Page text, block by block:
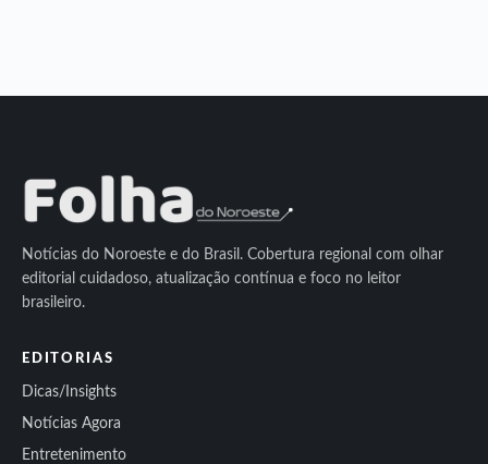
Notícias do Noroeste e do Brasil. Cobertura regional com olhar
editorial cuidadoso, atualização contínua e foco no leitor
brasileiro.
EDITORIAS
Dicas/Insights
Notícias Agora
Entretenimento